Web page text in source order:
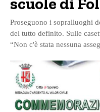
Proseguono i sopralluoghi
del tutto definito. Sulle
“Non c'è stata nessuna